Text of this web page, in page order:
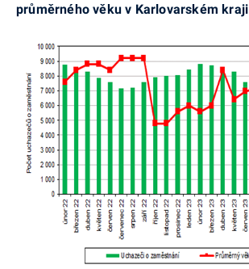
průměrného věku v Karlovarském kraji